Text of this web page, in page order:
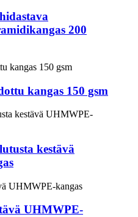
200
kangas 150 gsm
kestävä
UHMWPE-